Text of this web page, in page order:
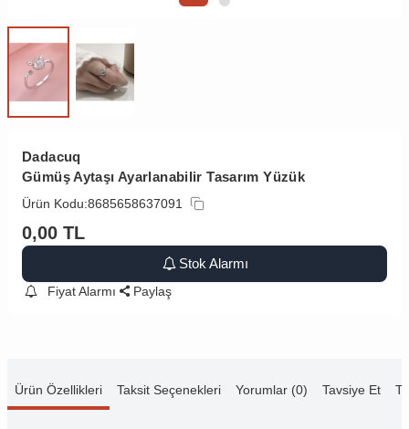
Dadacuq
Gümüş Aytaşı Ayarlanabilir Tasarım Yüzük
Ürün Kodu:8685658637091
0,00 TL
Stok Alarmı
Fiyat Alarmı Paylaş
Ürün Özellikleri Taksit Seçenekleri Yorumlar (0) Tavsiye Et